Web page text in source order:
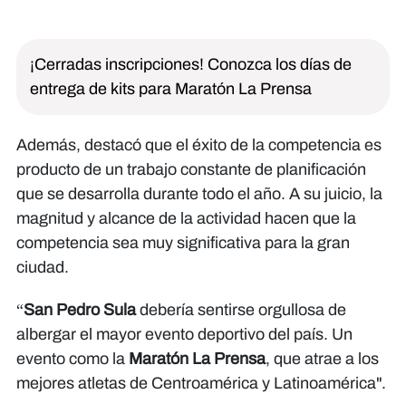
¡Cerradas inscripciones! Conozca los días de
entrega de kits para Maratón La Prensa
Además, destacó que el éxito de la competencia es
producto de un trabajo constante de planificación
que se desarrolla durante todo el año. A su juicio, la
magnitud y alcance de la actividad hacen que la
competencia sea muy significativa para la gran
ciudad.
“San Pedro Suladebería sentirse orgullosa de
albergar el mayor evento deportivo del país. Un
evento como la Maratón La Prensa, que atrae a los
mejores atletas de Centroamérica y Latinoamérica".